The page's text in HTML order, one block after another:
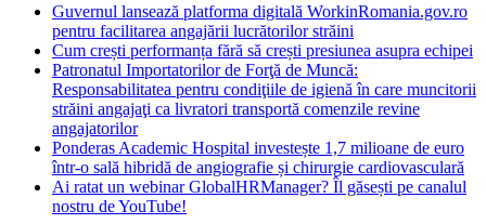
Guvernul lansează platforma digitală WorkinRomania.gov.ro
pentru facilitarea angajării lucrătorilor străini
Cum crești performanța fără să crești presiunea asupra echipei
Patronatul Importatorilor de Forţă de Muncă:
Responsabilitatea pentru condiţiile de igienă în care muncitorii
străini angajaţi ca livratori transportă comenzile revine
angajatorilor
Ponderas Academic Hospital investește 1,7 milioane de euro
într-o sală hibridă de angiografie și chirurgie cardiovasculară
Ai ratat un webinar GlobalHRManager? Îl găsești pe canalul
nostru de YouTube!